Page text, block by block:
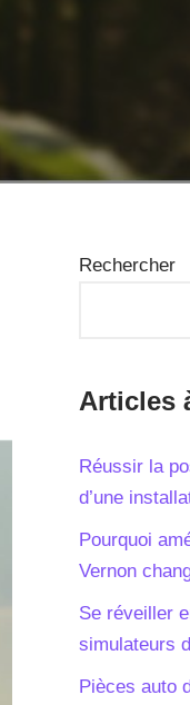
Rechercher
Articles
Réussir la
d’une
Pourquoi
Vernon
Se réveiller
simulateurs
Pièces auto